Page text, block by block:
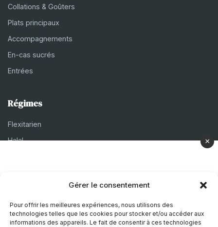
Gérer le consentement
Pour offrir les meilleures expériences, nous utilisons des
technologies telles que les cookies pour stocker et/ou accéder aux
informations des appareils. Le fait de consentir à ces technologies
Collations & Goûters
Plats principaux
Accompagnements
En-cas sucrés
Entrées
Régimes
Flexitarien
Halal
À propos
Mentions légales
×